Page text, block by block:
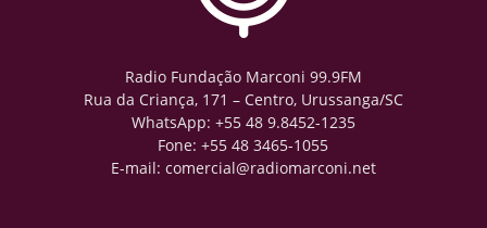
Radio Fundação Marconi 99.9FM
Rua da Criança, 171 – Centro, Urussanga/SC
WhatsApp: +55 48 9.8452-1235
Fone: +55 48 3465-1055
E-mail: comercial@radiomarconi.net